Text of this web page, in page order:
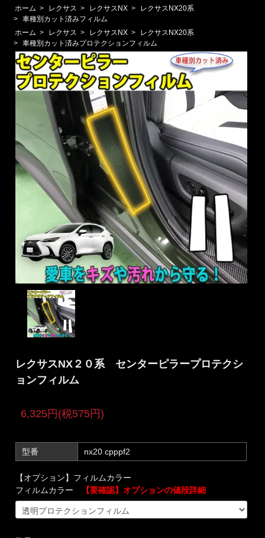
ホーム > レクサス > レクサスNX >
レクサスNX20系
> 車種別カット済みフィルム
ホーム > レクサス > レクサスNX >
レクサスNX20系
> 車種別カット済みプロテクションフィルム
レクサスNX２０系 センターピラープロテクシ
ョンフィルム
6,325円(税575円)
型番 nx20 cpppf2
【オプション】フィルムカラー
フィルムカラー
【要確認】オプションの値段詳細